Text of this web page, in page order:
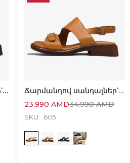
Ճարմանդով սանդալներ՝ հիանալի ընտրություն
Ճարմանդով սանդալներ՝ հիանալի ընտրություն
34,990AMD
23,990 AMD
SKU 605